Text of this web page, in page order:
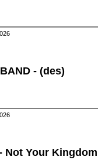
- (des)
Not Your Kingdom